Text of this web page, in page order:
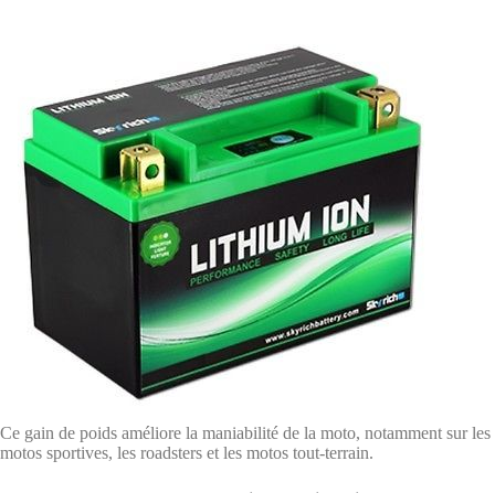
Ce gain de poids améliore la maniabilité de la moto, notamment sur les
motos sportives, les roadsters et les motos tout-terrain.